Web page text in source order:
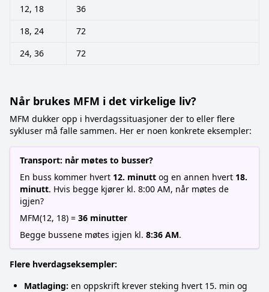
12, 18
36
18, 24
72
24, 36
72
Når brukes MFM i det virkelige liv?
MFM dukker opp i hverdagssituasjoner der to eller flere
sykluser må falle sammen. Her er noen konkrete eksempler:
Transport: når møtes to busser?
En buss kommer hvert 12. minutt og en annen hvert 18.
minutt. Hvis begge kjører kl. 8:00 AM, når møtes de
igjen?
MFM(12, 18) = 36 minutter
Begge bussene møtes igjen kl. 8:36 AM.
Flere hverdagseksempler:
Matlaging: en oppskrift krever steking hvert 15. min og